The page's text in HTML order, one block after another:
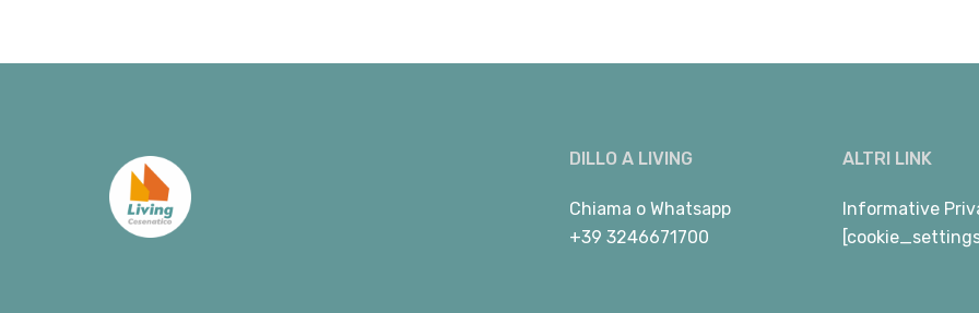
DILLO A LIVING
Chiama o Whatsapp
+39 3246671700
ALTRI LINK
Informative